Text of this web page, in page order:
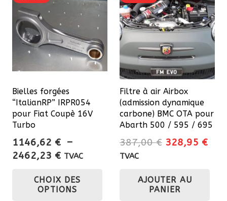
Bielles forgées
“ItalianRP” IRPR054
pour Fiat Coupè 16V
Turbo
1146,62 € –
2462,23 €Plage
prix :
1146,62 €
TVAC
CHOIX DES
OPTIONS
Filtre à air Airbox
(admission dynamique
carbone) BMC OTA pour
Abarth 500 / 595 / 695
387,00€ Le
était :
387,00 €.
328,95 €Le
TVAC
AJOUTER AU
PANIER